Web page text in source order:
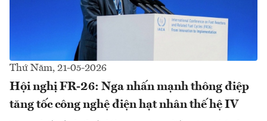
Thứ Năm, 21-05-2026
Hội nghị FR-26: Nga nhấn mạnh thông điệp
tăng tốc công nghệ điện hạt nhân thế hệ IV